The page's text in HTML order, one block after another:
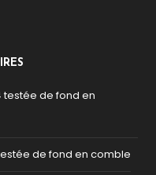
testée de fond en
de fond en comble